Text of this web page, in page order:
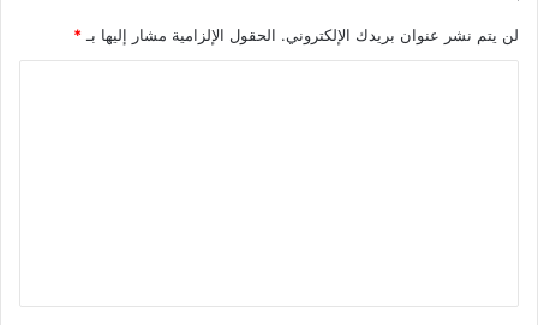
لن يتم نشر عنوان بريدك الإلكتروني. الحقول الإلزامية مشار إليها بـ *